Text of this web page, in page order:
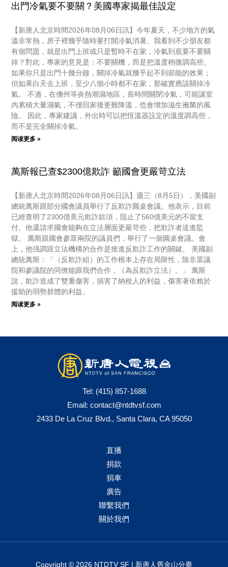
出門冷氣要不要關？美國專家揭最佳設定
【新唐人北京時間2026年08月06日訊】今年夏天，不少地方的氣
溫非常熱，房子裡幾乎隨時要打開冷氣消暑。我看到不少朋友都
有個問題，就是出門上班或只是暫時不在家，冷氣到底要不要關
掉？對此，專家的意見是：不要關機，而是把溫度稍微調高些。
如果你只是出門十幾分鐘，關掉冷氣就幾乎起不到節能的效果；
但如果白天去上班，至少八個小時都不在家，那確實應該關掉冷
氣。 不過，在佛州等炎熱潮濕地區，長時間關閉冷氣，可能讓室
內累積大量濕氣，不僅回家後更難降溫，也會增加滋生黴菌的風
險。 因此，專家建議，外出時可以把恆溫器設定的溫度調高些，
而不是完全關掉冷氣。
阅读更多 »
萬斯報已查$2300億欺詐 籲國會更嚴苛立法
【新唐人北京時間2026年08月06日訊】週三（8月5日），美國副
總統萬斯跟部分國會議員舉行了反欺詐圓桌會議。他表示，目前
已經查明了2300億美元欺詐款項，阻止了560億美元的不當支
付。他還請求國會能夠在立法層面更嚴苛些，把欺詐者送進監
獄。 萬斯跟國會參眾兩院的議員們，舉行了一個圓桌會議。會
上，他强調跟立法機構的合作是推進反欺詐工作的關鍵。 美國副
總統萬斯：「（反欺詐組）的工作根本上存在局限性，除非眾議
院和參議院的同僚能跟我們合作，（為反欺詐立法）。」 萬斯
說，欺詐造成了雙重傷害，損害了納稅人的利益，傷害著依賴於
援助的弱勢群體的利益。
阅读更多 »
Tel: (415) 857-1688
Email: contact@ntdtvsf.com
2433 De La Cruz Blvd., Santa Clara, CA 95050
直播
捐款
捐車
廣告
聯繫我們
關於我們
Copyright © 2026 NTDTV SF | 新唐人舊金山分臺